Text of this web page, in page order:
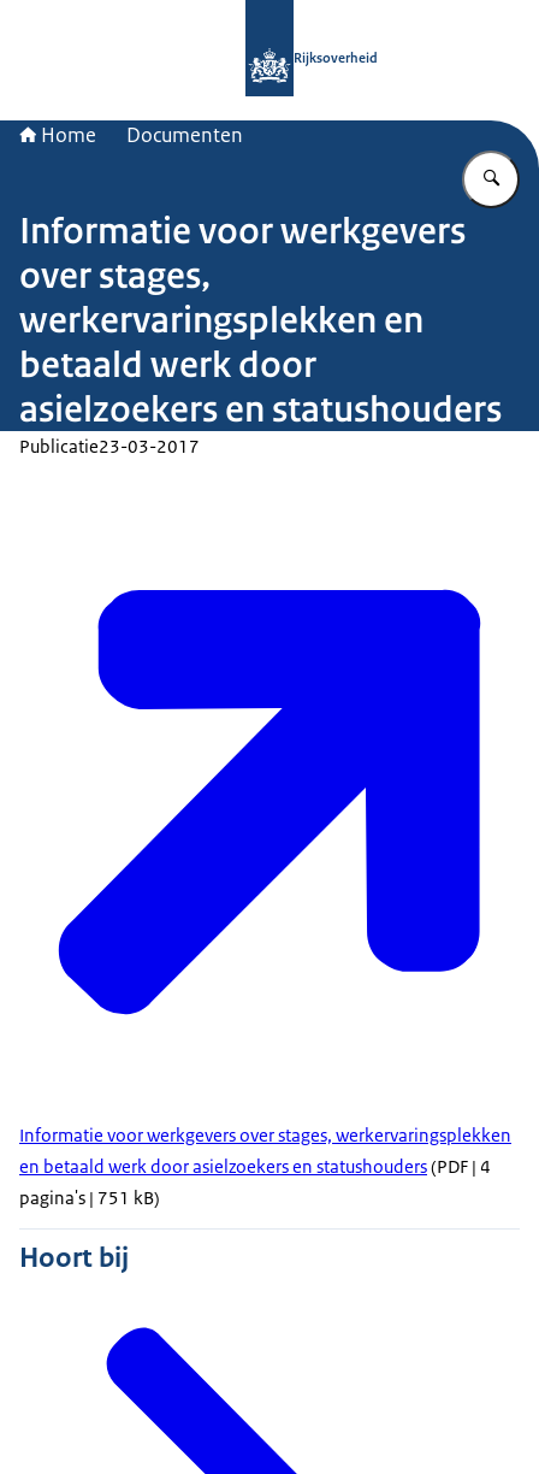
Rijksoverheid
Home Documenten
Informatie voor werkgevers
over stages,
werkervaringsplekken en
betaald werk door
asielzoekers en statushouders
Publicatie23-03-2017
Informatie voor werkgevers over stages, werkervaringsplekken
en betaald werk door asielzoekers en statushouders(PDF | 4
pagina's | 751 kB)
Hoort bij